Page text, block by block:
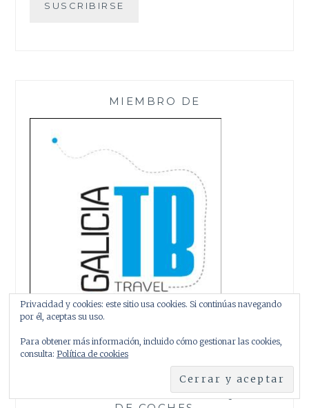
SUSCRIBIRSE
MIEMBRO DE
AHORRA EN TUS VIAJES. ALQUILER
Privacidad y cookies: este sitio usa cookies. Si continúas navegando
por él, aceptas su uso.
Para obtener más información, incluido cómo gestionar las cookies,
consulta: Política de cookies